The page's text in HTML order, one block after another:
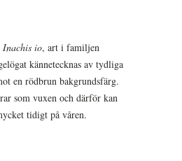
Inachis io, art i familjen
kännetecknas av tydliga
en rödbrun bakgrundsfärg.
som vuxen och därför kan
tidigt på våren.